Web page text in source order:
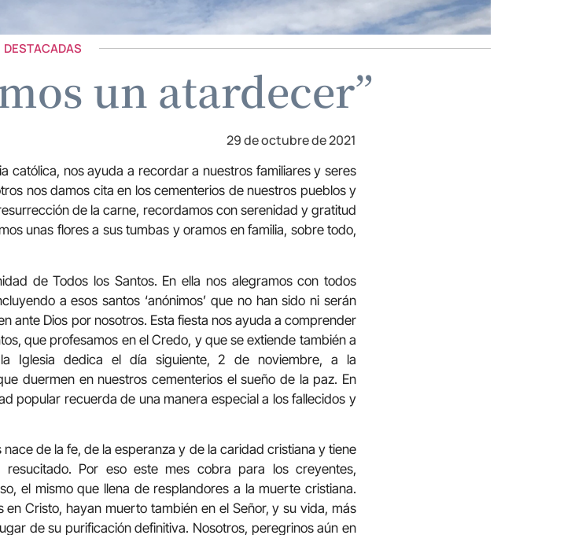
DESTACADAS
un atardecer”
29 de octubre de 2021
católica, nos ayuda a recordar a nuestros familiares y seres
nos damos cita en los cementerios de nuestros pueblos y
de la carne, recordamos con serenidad y gratitud
unas flores a sus tumbas y oramos en familia, sobre todo,
de Todos los Santos. En ella nos alegramos con todos
a esos santos ‘anónimos’ que no han sido ni serán
ante Dios por nosotros. Esta fiesta nos ayuda a comprender
que profesamos en el Credo, y que se extiende también a
Iglesia dedica el día siguiente, 2 de noviembre, a la
duermen en nuestros cementerios el sueño de la paz. En
popular recuerda de una manera especial a los fallecidos y
de la fe, de la esperanza y de la caridad cristiana y tiene
Por eso este mes cobra para los creyentes,
el mismo que llena de resplandores a la muerte cristiana.
Cristo, hayan muerto también en el Señor, y su vida, más
de su purificación definitiva. Nosotros, peregrinos aún en